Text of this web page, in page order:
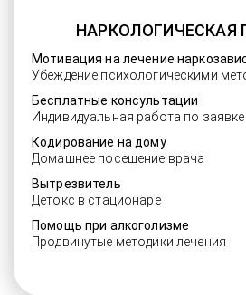
Мотивация на лечение
Убеждение психологическими
Бесплатные консультации
Индивидуальная работа по заявке
Кодирование на дому
Домашнее посещение врача
Вытрезвитель
Детокс в стационаре
Помощь при алкоголизме
Продвинутые методики лечения